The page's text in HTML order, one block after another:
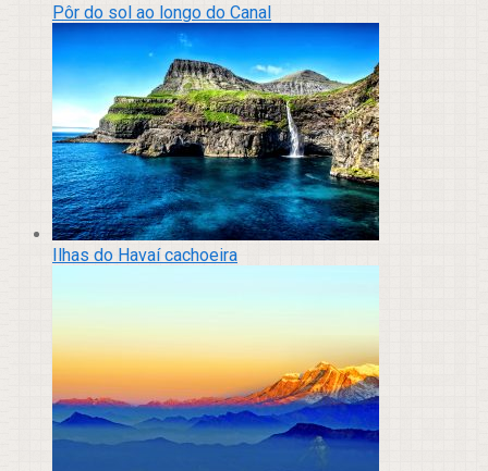
Pôr do sol ao longo do Canal
Ilhas do Havaí cachoeira